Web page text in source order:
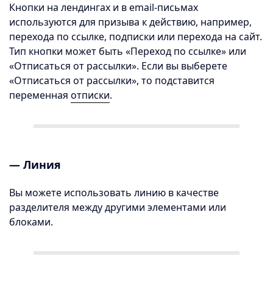
Кнопки на лендингах и в email-письмах
используются для призыва к действию, например,
перехода по ссылке, подписки или перехода на сайт.
Тип кнопки может быть «Переход по ссылке» или
«Отписаться от рассылки». Если вы выберете
«Отписаться от рассылки», то подставится
переменная отписки.
— Линия
Вы можете использовать линию в качестве
разделителя между другими элементами или
блоками.